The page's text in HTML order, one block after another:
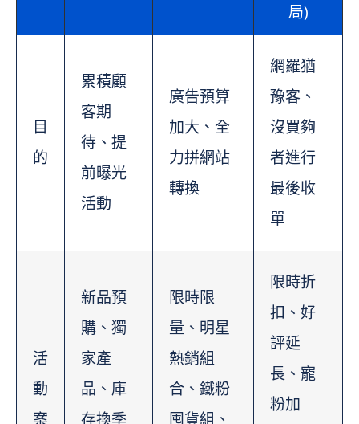
局)
目
的
累積顧
客期
待、提
前曝光
活動
廣告預算
加大、全
力拼網站
轉換
網羅猶
豫客、
沒買夠
者進行
最後收
單
活
動
案
新品預
購、獨
家產
品、庫
存換季
限時限
量、明星
熱銷組
合、鐵粉
囤貨組、
限時折
扣、好
評延
長、寵
粉加